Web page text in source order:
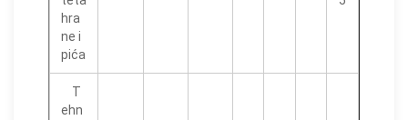
hra
ne i
pića
T
ehn